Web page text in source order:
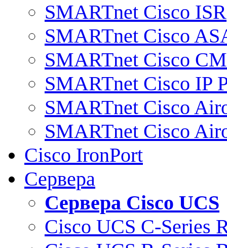
SMARTnet Cisco ISR
SMARTnet Cisco
SMARTnet Cisco
SMARTnet Cisco IP
SMARTnet Cisco
SMARTnet Cisco
Cisco IronPort
Сервера
Сервера Cisco UCS
Cisco UCS C-Series